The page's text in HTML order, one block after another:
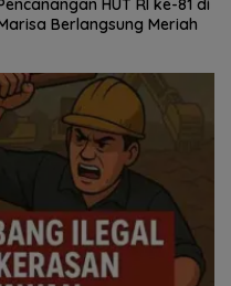
Gorontalo Ramaikan
Kokok dan Kekek di